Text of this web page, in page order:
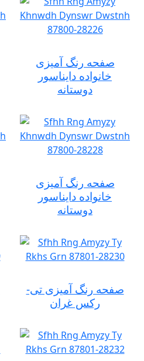
صفحه رنگ آمیزی
خانواده دایناسور
دوستانه
صفحه رنگ آمیزی
خانواده دایناسور
دوستانه
صفحه رنگ آمیزی تی-
رکس غران